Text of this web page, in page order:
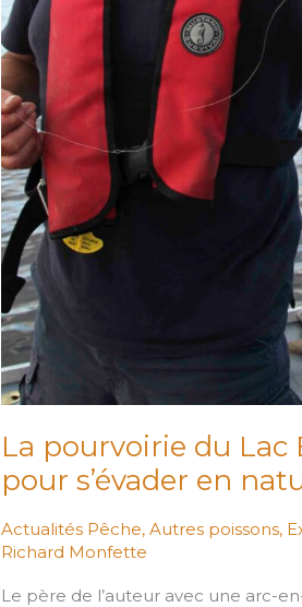
La pourvoirie du Lac
pour s’évader en
Actualités Pêche,Autres poissons,
Richard Monfette
Le père de l’auteur avec une arc-